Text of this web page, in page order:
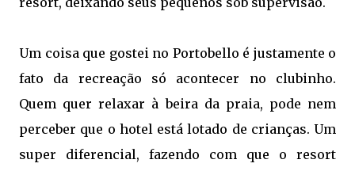
Um coisa que gostei no Portobello é justamente o
fato da recreação só acontecer no clubinho.
Quem quer relaxar à beira da praia, pode nem
perceber que o hotel está lotado de crianças. Um
super diferencial, fazendo com que o resort